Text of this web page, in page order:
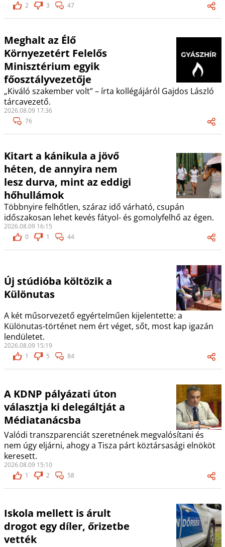
2
3 47
Meghalt az Élő
Környezetért Felelős
Minisztérium egyik
főosztályvezetője
„Kiváló szakember volt” – írta kollégájáról Gajdos László
tárcavezető.
2026.08.09 17:36
76
Kitart a kánikula a jövő
héten, de annyira nem
lesz durva, mint az eddigi
hőhullámok
Többnyire felhőtlen, száraz idő várható, csupán
időszakosan lehet kevés fátyol- és gomolyfelhő az égen.
2026.08.09 16:15
0
1 44
Új stúdióba költözik a
Különutas
A két műsorvezető egyértelműen kijelentette: a
Különutas-történet nem ért véget, sőt, most kap igazán
lendületet.
2026.08.09 15:19
1
5 84
A KDNP pályázati úton
választja ki delegáltját a
Médiatanácsba
Valódi transzparenciát szeretnének megvalósítani és
nem úgy eljárni, ahogy a Tisza párt köztársasági elnököt
keresett.
2026.08.09 15:10
1
2 58
Iskola mellett is árult
drogot egy díler, őrizetbe
vették